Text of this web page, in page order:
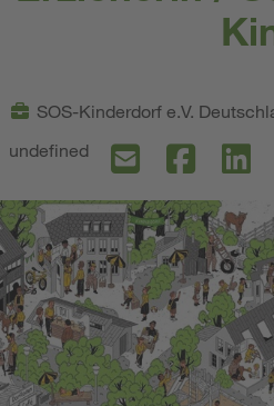
SOS-Kinderdorf e.V.
undefined